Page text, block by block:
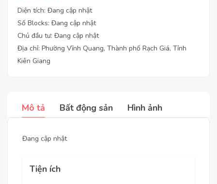
Diện tích: Đang cập nhật
Số Blocks: Đang cập nhật
Chủ đầu tư: Đang cập nhật
Địa chỉ: Phường Vĩnh Quang, Thành phố Rạch Giá, Tỉnh
Kiên Giang
Mô tả Bất động sản Hình ảnh
Đang cập nhật
Tiện ích